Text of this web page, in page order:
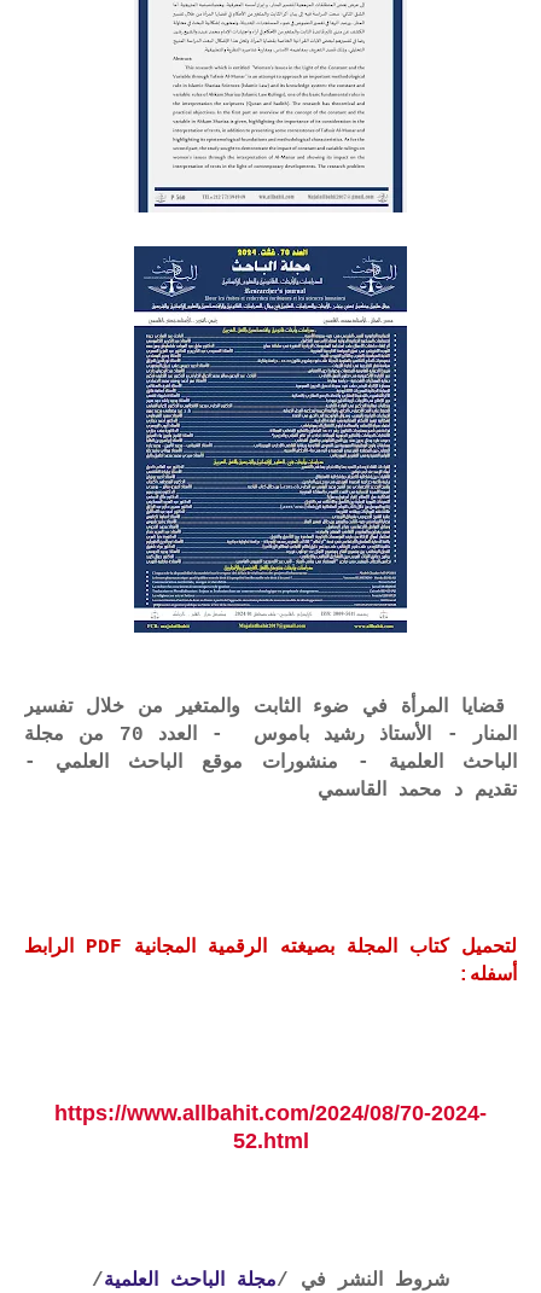
قضايا المرأة في ضوء الثابت والمتغير من خلال تفسير
المنار - الأستاذ رشيد باموس - العدد 70 من مجلة
الباحث العلمية - منشورات موقع الباحث العلمي -
تقديم د محمد القاسمي
لتحميل كتاب المجلة بصيغته الرقمية المجانية PDF الرابط
أسفله:
https://www.allbahit.com/2024/08/70-2024-
52.html
شروط النشر في /مجلة الباحث العلمية/